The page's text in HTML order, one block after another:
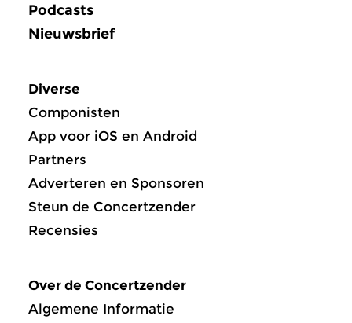
Podcasts
Nieuwsbrief
Diverse
Componisten
App voor iOS en Android
Partners
Adverteren en Sponsoren
Steun de Concertzender
Recensies
Over de Concertzender
Algemene Informatie